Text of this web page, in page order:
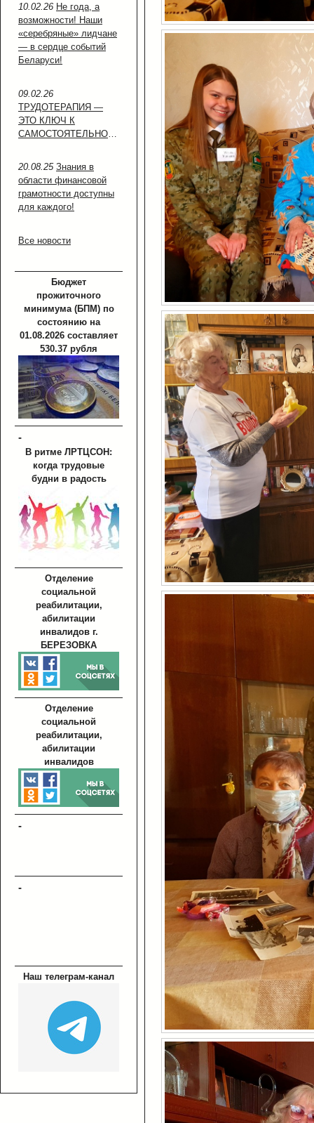
10.02.26 Не года, а
возможности! Наши
«серебряные» лидчане
— в сердце событий
Беларуси!
09.02.26
ТРУДОТЕРАПИЯ —
ЭТО КЛЮЧ К
САМОСТОЯТЕЛЬНОСТИ!
20.08.25 Знания в
области финансовой
грамотности доступны
для каждого!
Все новости
Бюджет
прожиточного
минимума (БПМ) по
состоянию на
01.08.2026 составляет
530.37 рубля
-
В ритме ЛРТЦСОН:
когда трудовые
будни в радость
Отделение
социальной
реабилитации,
абилитации
инвалидов г.
БЕРЕЗОВКА
Отделение
социальной
реабилитации,
абилитации
инвалидов
-
-
Наш телеграм-канал